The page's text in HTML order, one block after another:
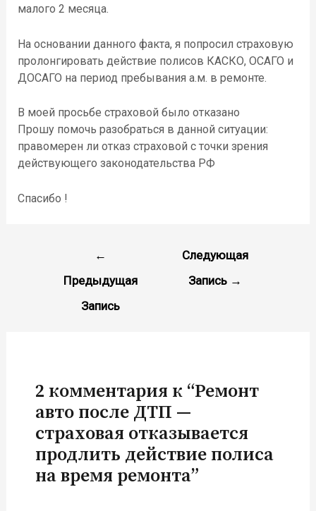
малого 2 месяца.
На основании данного факта, я попросил страховую
пролонгировать действие полисов КАСКО, ОСАГО и
ДОСАГО на период пребывания а.м. в ремонте.
В моей просьбе страховой было отказано
Прошу помочь разобраться в данной ситуации:
правомерен ли отказ страховой с точки зрения
действующего законодательства РФ
Спасибо !
записям
←
Предыдущая
Запись
Следующая
Запись →
2 комментария к “Ремонт
авто после ДТП —
страховая отказывается
продлить действие полиса
на время ремонта”